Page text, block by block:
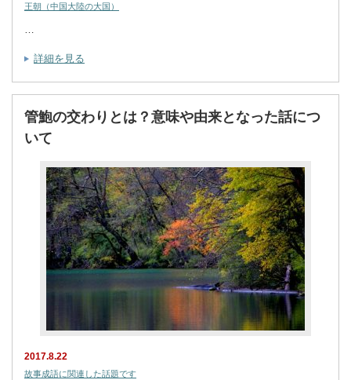
王朝（中国大陸の大国）
詳細を見る
管鮑の交わりとは？意味や由来となった話につ
いて
2017.8.22
故事成語に関連した話題です